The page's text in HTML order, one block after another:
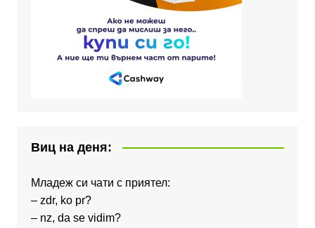
Виц на деня:
Младеж си чати с приятел:
– zdr, ko pr?
– nz, da se vidim?